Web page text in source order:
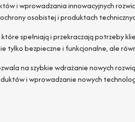
i wprowadzania innowacyjnych
osobistej i produktach
spełniają i przekraczają potrzeby
tylko bezpieczne i funkcjonalne, ale
na szybkie wdrażanie nowych
i wprowadzanie nowych